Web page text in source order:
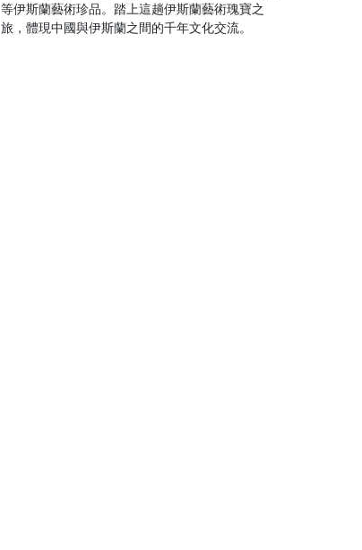
等伊斯蘭藝術珍品。踏上這趟伊斯蘭藝術瑰寶之
旅，體現中國與伊斯蘭之間的千年文化交流。